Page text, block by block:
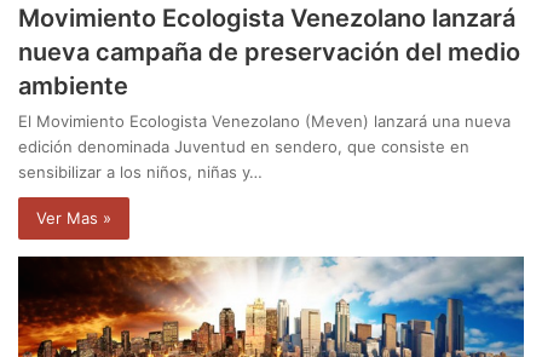
Movimiento Ecologista Venezolano lanzará
nueva campaña de preservación del medio
ambiente
El Movimiento Ecologista Venezolano (Meven) lanzará una nueva
edición denominada Juventud en sendero, que consiste en
sensibilizar a los niños, niñas y…
Ver Mas »